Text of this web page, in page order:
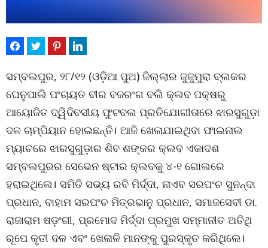
ସମ୍ବଲପୁର, ୨୮/୧୨ (ଓଡ଼ିଆ ପୁଅ) ଜିଲ୍ଲାର ଜୁଜୁମୁରା ବ୍ଲକର
ଘେନୁପାଲି ପଂଚାୟତ ବୀର ବଜରଂଗ ବଲି କ୍ଲବ ପକ୍ଷରୁ
ଆୟୋଜିତ ଦ୍ୱିଦିବସୀୟ ଫୁଟବଲ ପ୍ରତିଯୋଗୀତାରେ ଝାରସୁଗୁଡ଼ା
ଦଳ ଚାମ୍ପିୟାନ ହୋଇଛନ୍ତି। ଆଜି ଖେଳାଯାଇଥିବା ଫାଇନାଲ
ମ୍ୟାଚରେ ଝାରସୁଗୁଡ଼ାର ଶିବ ଶଙ୍କର କ୍ଲବ ଏକାଦଶ
ସମ୍ବଲପୁରର ସେଭେନ ଷ୍ଟାର କ୍ଲବକୁ ୪-୧ ଗୋଲରେ
ହରାଇଥିଲେ। ସମିତି ସଭ୍ୟ ରବି ମିର୍ଦ୍ଦା, ନାଏବ ସରପଂଚ ସୁନନ୍ଦା
ପ୍ରଧାନ, ବାହାମ ସରପଂଚ ମିତ୍ରଭାନୁ ପ୍ରଧାନ, ସମାଜସେବୀ ଡା.
ରାଜାରାମ ଷଡ଼ଂଗୀ, ପ୍ରମୋଦ ମିର୍ଦ୍ଦା ପ୍ରମୁଖ ସମ୍ମାନୀତ ଅତିଥି
ରୂପେ କୃତୀ ଦଳ ଏବଂ ଖେଳାଳି ମାନଙ୍କୁ ପୁରସ୍କୃତ କରିଥିଲେ।